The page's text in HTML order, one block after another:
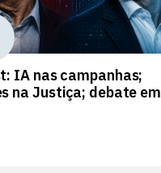
IA nas campanhas;
na Justiça; debate em